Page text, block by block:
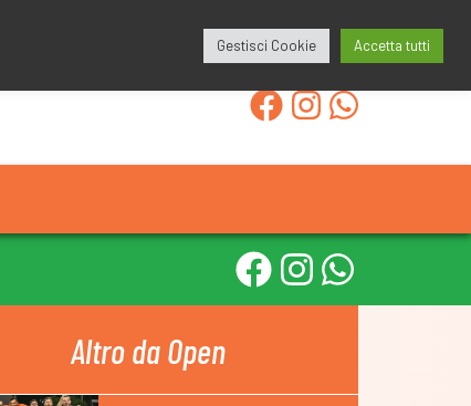
Altro da Open
Gestisci Cookie Accetta tutti